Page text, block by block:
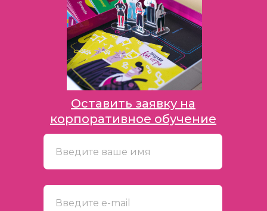
Оставить заявку на
корпоративное обучение